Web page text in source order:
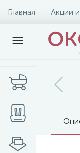
Главная Акции